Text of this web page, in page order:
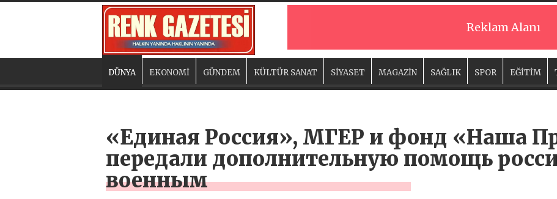
Reklam Alanı
DÜNYA EKONOMİ GÜNDEM KÜLTÜR SANAT SİYASET MAGAZİN SAĞLIK SPOR EĞİTİM
«Единая Россия», МГЕР и фонд «Наша
передали дополнительную помощь
военным